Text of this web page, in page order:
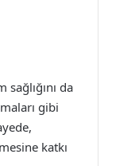
da
gibi
katkı